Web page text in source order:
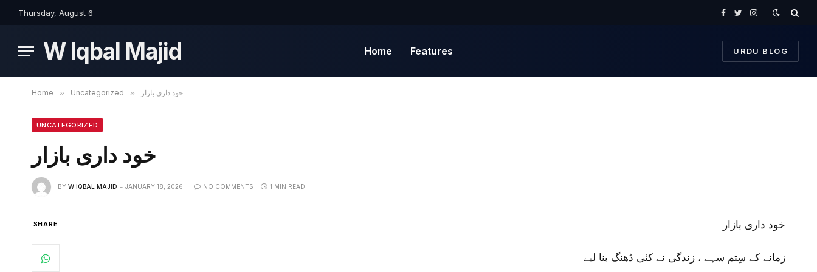
Thursday, August 6
Facebook
TwitterInstagram
W Iqbal Majid Home Features URDU BLOG
Home » Uncategorized »
UNCATEGORIZED
BY W IQBAL MAJID JANUARY 18, 2026 NO COMMENTS 1 MIN READ
SHARE خود داری بازار
زمانے کے سِتم سہے ، زندگی نے کئی ڈھنگ بنا لیے